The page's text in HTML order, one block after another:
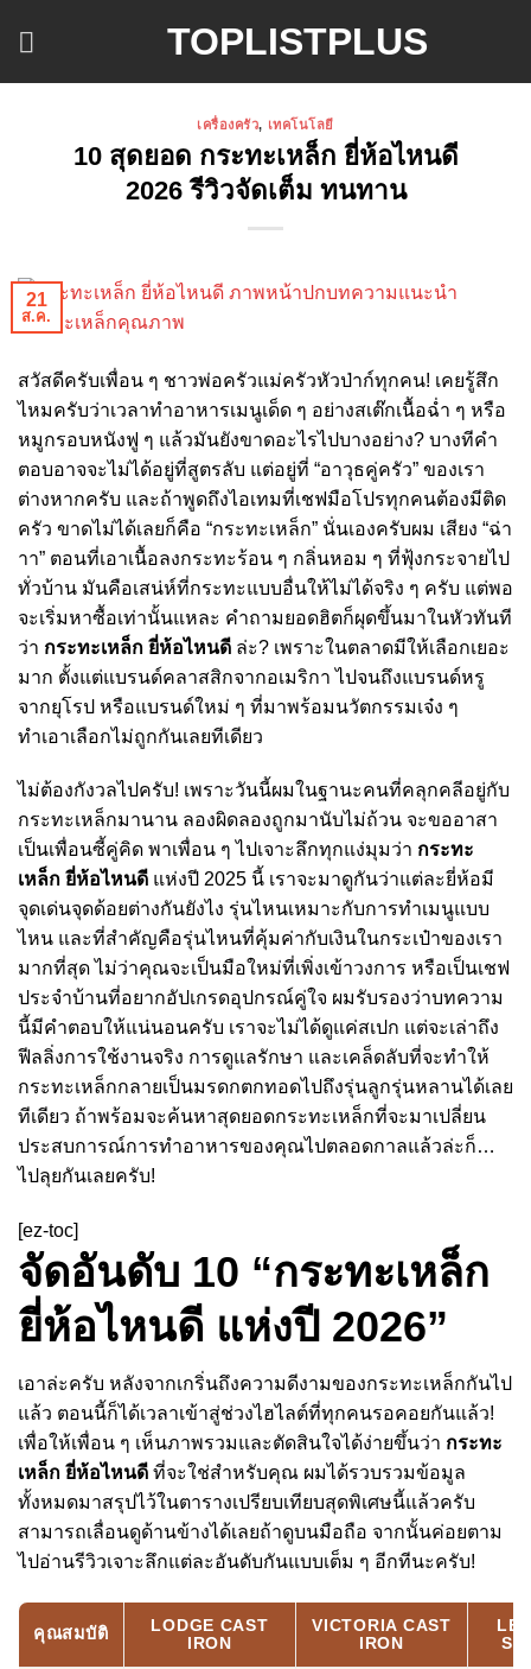
TOPLISTPLUS
เครื่องครัว, เทคโนโลยี
10 สุดยอด กระทะเหล็ก ยี่ห้อไหนดี
2026 รีวิวจัดเต็ม ทนทาน
21
ส.ค.
สวัสดีครับเพื่อน ๆ ชาวพ่อครัวแม่ครัวหัวป่าก์ทุกคน! เคยรู้สึก
ไหมครับว่าเวลาทำอาหารเมนูเด็ด ๆ อย่างสเต๊กเนื้อฉ่ำ ๆ หรือ
หมูกรอบหนังฟู ๆ แล้วมันยังขาดอะไรไปบางอย่าง? บางทีคำ
ตอบอาจจะไม่ได้อยู่ที่สูตรลับ แต่อยู่ที่ “อาวุธคู่ครัว” ของเรา
ต่างหากครับ และถ้าพูดถึงไอเทมที่เชฟมือโปรทุกคนต้องมีติด
ครัว ขาดไม่ได้เลยก็คือ “กระทะเหล็ก” นั่นเองครับผม เสียง “ฉ่า
าา” ตอนที่เอาเนื้อลงกระทะร้อน ๆ กลิ่นหอม ๆ ที่ฟุ้งกระจายไป
ทั่วบ้าน มันคือเสน่ห์ที่กระทะแบบอื่นให้ไม่ได้จริง ๆ ครับ แต่พอ
จะเริ่มหาซื้อเท่านั้นแหละ คำถามยอดฮิตก็ผุดขึ้นมาในหัวทันที
ว่า กระทะเหล็ก ยี่ห้อไหนดี ล่ะ? เพราะในตลาดมีให้เลือกเยอะ
มาก ตั้งแต่แบรนด์คลาสสิกจากอเมริกา ไปจนถึงแบรนด์หรู
จากยุโรป หรือแบรนด์ใหม่ ๆ ที่มาพร้อมนวัตกรรมเจ๋ง ๆ
ทำเอาเลือกไม่ถูกกันเลยทีเดียว
ไม่ต้องกังวลไปครับ! เพราะวันนี้ผมในฐานะคนที่คลุกคลีอยู่กับ
กระทะเหล็กมานาน ลองผิดลองถูกมานับไม่ถ้วน จะขออาสา
เป็นเพื่อนซี้คู่คิด พาเพื่อน ๆ ไปเจาะลึกทุกแง่มุมว่า กระทะ
เหล็ก ยี่ห้อไหนดี แห่งปี 2025 นี้ เราจะมาดูกันว่าแต่ละยี่ห้อมี
จุดเด่นจุดด้อยต่างกันยังไง รุ่นไหนเหมาะกับการทำเมนูแบบ
ไหน และที่สำคัญคือรุ่นไหนที่คุ้มค่ากับเงินในกระเป๋าของเรา
มากที่สุด ไม่ว่าคุณจะเป็นมือใหม่ที่เพิ่งเข้าวงการ หรือเป็นเชฟ
ประจำบ้านที่อยากอัปเกรดอุปกรณ์คู่ใจ ผมรับรองว่าบทความ
นี้มีคำตอบให้แน่นอนครับ เราจะไม่ได้ดูแค่สเปก แต่จะเล่าถึง
ฟีลลิ่งการใช้งานจริง การดูแลรักษา และเคล็ดลับที่จะทำให้
กระทะเหล็กกลายเป็นมรดกตกทอดไปถึงรุ่นลูกรุ่นหลานได้เลย
ทีเดียว ถ้าพร้อมจะค้นหาสุดยอดกระทะเหล็กที่จะมาเปลี่ยน
ประสบการณ์การทำอาหารของคุณไปตลอดกาลแล้วล่ะก็…
ไปลุยกันเลยครับ!
[ez-toc]
จัดอันดับ 10 “กระทะเหล็ก
ยี่ห้อไหนดี แห่งปี 2026”
เอาล่ะครับ หลังจากเกริ่นถึงความดีงามของกระทะเหล็กกันไป
แล้ว ตอนนี้ก็ได้เวลาเข้าสู่ช่วงไฮไลต์ที่ทุกคนรอคอยกันแล้ว!
เพื่อให้เพื่อน ๆ เห็นภาพรวมและตัดสินใจได้ง่ายขึ้นว่า กระทะ
เหล็ก ยี่ห้อไหนดี ที่จะใช่สำหรับคุณ ผมได้รวบรวมข้อมูล
ทั้งหมดมาสรุปไว้ในตารางเปรียบเทียบสุดพิเศษนี้แล้วครับ
สามารถเลื่อนดูด้านข้างได้เลยถ้าดูบนมือถือ จากนั้นค่อยตาม
ไปอ่านรีวิวเจาะลึกแต่ละอันดับกันแบบเต็ม ๆ อีกทีนะครับ!
คุณสมบัติ
LODGE CAST
IRON
VICTORIA CAST
IRON
LE